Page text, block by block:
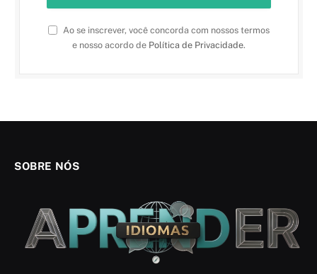
Ao se inscrever, você concorda com nossos termos
e nosso acordo de Política de Privacidade.
SOBRE NÓS